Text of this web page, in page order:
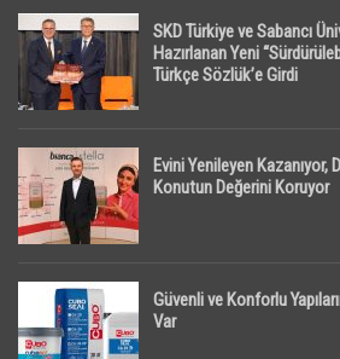
SKD Türkiye ve Sabancı
Hazırlanan Yeni
Türkçe Sözlük’e Girdi
Evini Yenileyen Kazanıyor,
Konutun Değerini Koruyor
Güvenli ve Konforlu
Var